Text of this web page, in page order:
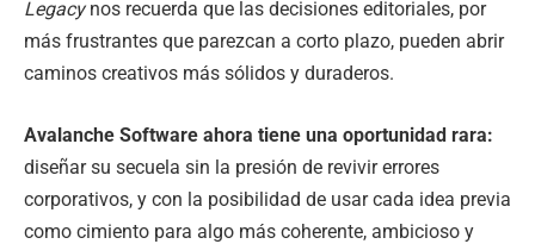
Legacynos recuerda que las decisiones editoriales, por
más frustrantes que parezcan a corto plazo, pueden abrir
caminos creativos más sólidos y duraderos.
Avalanche Software ahora tiene una oportunidad rara:
diseñar su secuela sin la presión de revivir errores
corporativos, y con la posibilidad de usar cada idea previa
como cimiento para algo más coherente, ambicioso y